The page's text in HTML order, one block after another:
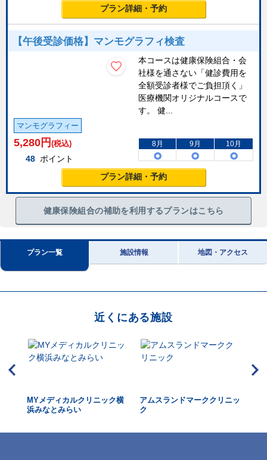
プラン詳細・予約
【午後受診価格】マンモグラフィ検査
本コースは健康保険組合・会
社様を通さない「健診費用を
全額受診者様でご負担頂く」
医療機関オリジナルコースで
す。 健...
マンモグラフィー
5,280 円 (税込)
48 ポイント
8月 9月 10月
プラン詳細・予約
健康保険組合の補助を利用するプランはこちら
プラン一覧 施設情報 地図・アクセス
近くにある施設
MYメディカルクリニック横
浜みなとみらい
アムスランドマーククリニッ
ク